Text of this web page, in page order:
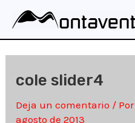
contenido
cole slider4
Deja un comentario / Por
agosto de 2013